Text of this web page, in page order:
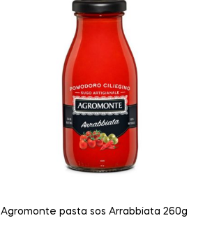
Agromonte pasta sos Arrabbiata 260g